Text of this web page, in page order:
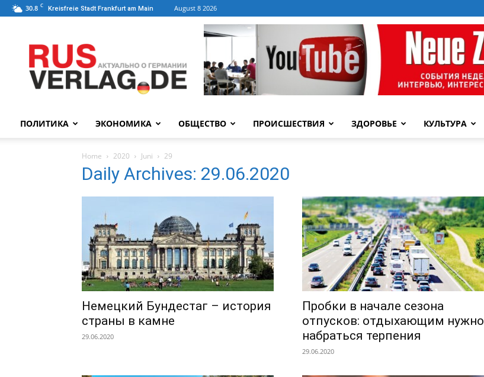
30.8 C Kreisfreie Stadt Frankfurt am Main August 8 2026
ПОЛИТИКА ЭКОНОМИКА ОБЩЕСТВО ПРОИСШЕСТВИЯ ЗДОРОВЬЕ КУЛЬТУРА
Home 2020 Juni 29
Daily Archives: 29.06.2020
Немецкий Бундестаг – история
страны в камне
29.06.2020
Пробки в начале сезона
отпусков: отдыхающим нужно
набраться терпения
29.06.2020